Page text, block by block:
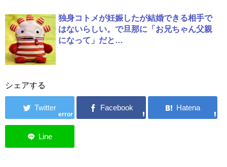
独身コトメが妊娠したが結婚できる相手で
はないらしい。で旦那に「お兄ちゃん父親
になって」だと…
シェアする
error